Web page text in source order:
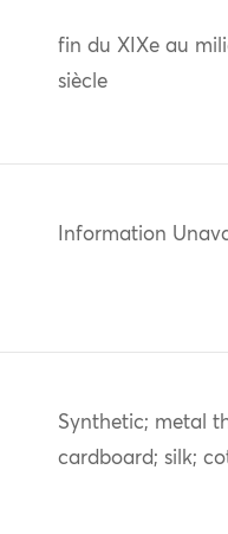
fin du XIXe au
siècle
Information
Synthetic; metal
cardboard; silk;